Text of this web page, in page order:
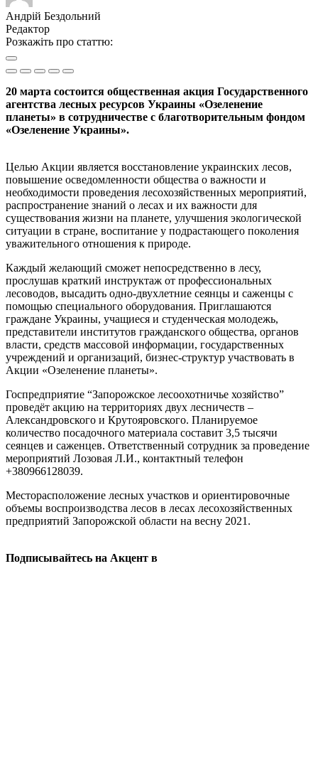
Андрій Бездольний
Редактор
Розкажіть про статтю:
20 марта состоится общественная акция Государственного
агентства лесных ресурсов Украины «Озеленение
планеты» в сотрудничестве с благотворительным фондом
«Озеленение Украины».
Целью Акции является восстановление украинских лесов,
повышение осведомленности общества о важности и
необходимости проведения лесохозяйственных мероприятий,
распространение знаний о лесах и их важности для
существования жизни на планете, улучшения экологической
ситуации в стране, воспитание у подрастающего поколения
уважительного отношения к природе.
Каждый желающий сможет непосредственно в лесу,
прослушав краткий инструктаж от профессиональных
лесоводов, высадить одно-двухлетние сеянцы и саженцы с
помощью специального оборудования. Приглашаются
граждане Украины, учащиеся и студенческая молодежь,
представители институтов гражданского общества, органов
власти, средств массовой информации, государственных
учреждений и организаций, бизнес-структур участвовать в
Акции «Озеленение планеты».
Госпредприятие “Запорожское лесоохотничье хозяйство”
проведёт акцию на территориях двух лесничеств –
Александровского и Крутояровского. Планируемое
количество посадочного материала составит 3,5 тысячи
сеянцев и саженцев. Ответственный сотрудник за проведение
мероприятий Лозовая Л.И., контактный телефон
+380966128039.
Месторасположение лесных участков и ориентировочные
объемы воспроизводства лесов в лесах лесохозяйственных
предприятий Запорожской области на весну 2021.
Подписывайтесь на Акцент в